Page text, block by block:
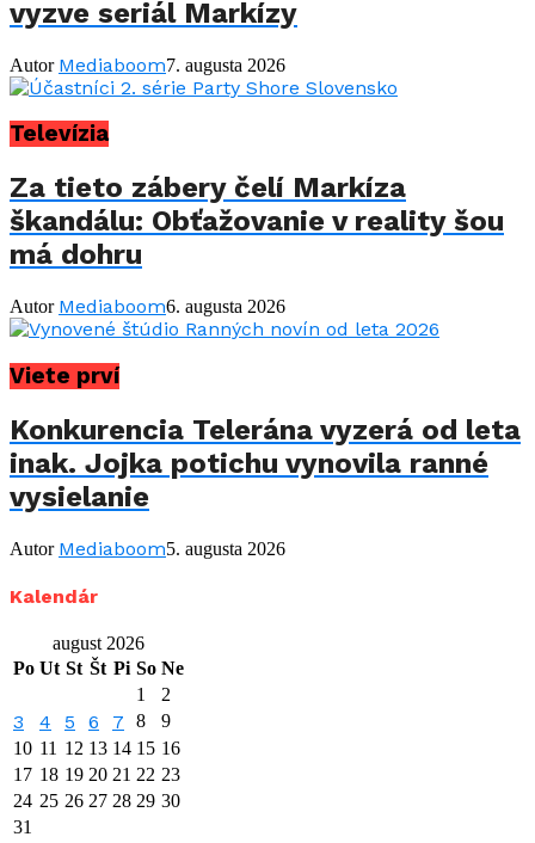
vyzve seriál Markízy
Autor Mediaboom7. augusta 2026
Televízia
Za tieto zábery čelí Markíza
škandálu: Obťažovanie v reality šou
má dohru
Autor Mediaboom6. augusta 2026
Viete prví
Konkurencia Telerána vyzerá od leta
inak. Jojka potichu vynovila ranné
vysielanie
Autor Mediaboom5. augusta 2026
Kalendár
august 2026
Po Ut St Št Pi So Ne
1
2
3 4 5 6 7 8
9
10 11 12 13 14 15 16
17 18 19 20 21 22 23
24 25 26 27 28 29 30
31